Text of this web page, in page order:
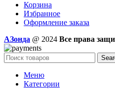
Корзина
Избранное
Оформление заказа
AЗонда @ 2024 Все права
Меню
Категории